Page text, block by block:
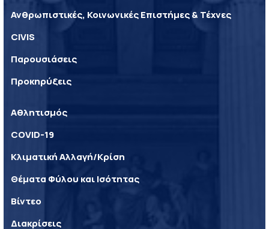
Ανθρωπιστικές, Κοινωνικές Επιστήμες & Τέχνες
CIVIS
Παρουσιάσεις
Προκηρύξεις
Αθλητισμός
COVID-19
Κλιματική Αλλαγή/Κρίση
Θέματα Φύλου και Ισότητας
Βίντεο
Διακρίσεις